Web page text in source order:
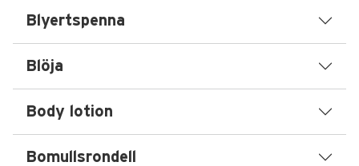
Blyertspenna
Blöja
Body lotion
Bomullsrondell